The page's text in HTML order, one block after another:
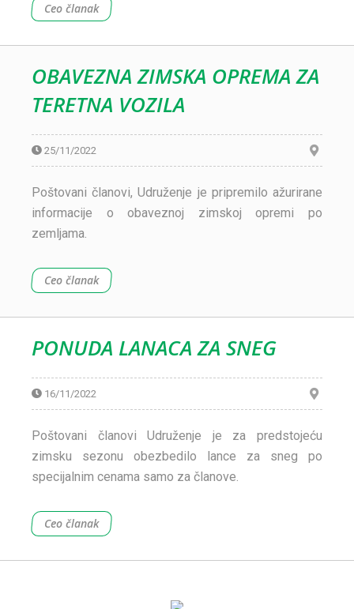
Ceo članak
OBAVEZNA ZIMSKA OPREMA ZA
TERETNA VOZILA
25/11/2022
Poštovani članovi, Udruženje je pripremilo ažurirane
informacije o obaveznoj zimskoj opremi po
zemljama.
Ceo članak
PONUDA LANACA ZA SNEG
16/11/2022
Poštovani članovi Udruženje je za predstojeću
zimsku sezonu obezbedilo lance za sneg po
specijalnim cenama samo za članove.
Ceo članak